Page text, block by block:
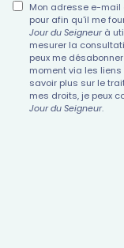
Mon adresse e-mail
pour afin qu'il me
Jour du Seigneurà
mesurer la
peux me
moment via les
savoir plus sur le
mes droits, je peux
Jour du Seigneur.